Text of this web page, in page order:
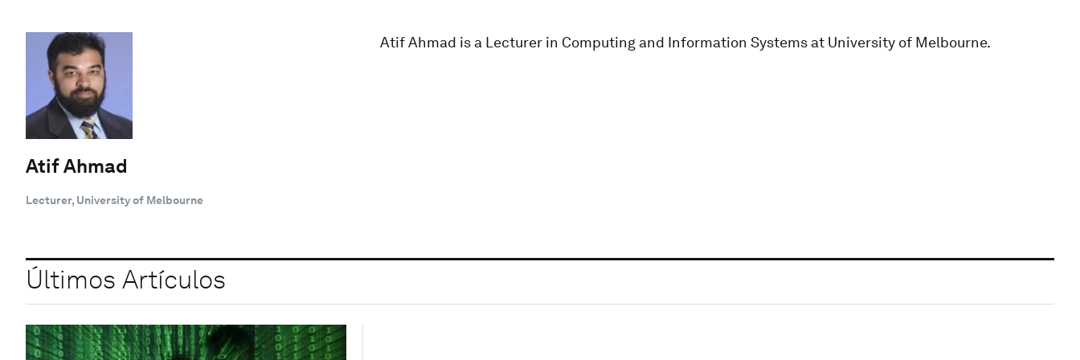
Atif Ahmad
Lecturer, University of Melbourne
Atif Ahmad is a Lecturer in Computing and Information Systems at University of Melbourne.
Últimos Artículos